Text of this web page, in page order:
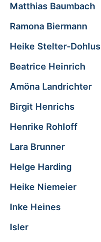
Matthias Baumbach
Ramona Biermann
Heike Stelter-Dohlus
Beatrice Heinrich
Amöna Landrichter
Birgit Henrichs
Henrike Rohloff
Lara Brunner
Helge Harding
Heike Niemeier
Inke Heines
Isler